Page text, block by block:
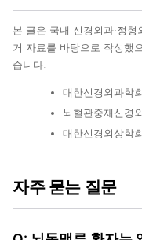
본 글은 국내 신경외과·정형
거 자료를 바탕으로 작성했
습니다.
대한신경외과학
뇌혈관중재신경
대한신경외상학
자주 묻는 질문